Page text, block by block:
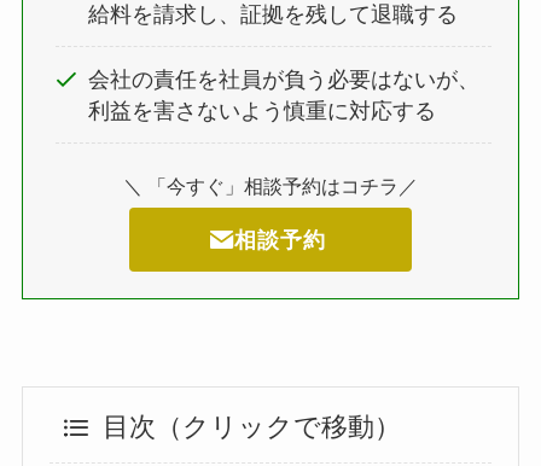
給料を請求し、証拠を残して退職する
会社の責任を社員が負う必要はないが、
利益を害さないよう慎重に対応する
＼ 「今すぐ」相談予約はコチラ／
相談予約
目次（クリックで移動）